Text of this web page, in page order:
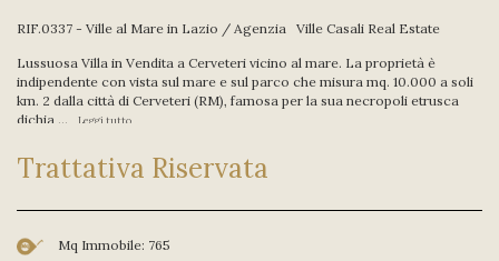
RIF.0337 - Ville al Mare in Lazio / Agenzia Ville Casali Real Estate
Lussuosa Villa in Vendita a Cerveteri vicino al mare. La proprietà è
indipendente con vista sul mare e sul parco che misura mq. 10.000 a soli
km. 2 dalla città di Cerveteri (RM), famosa per la sua necropoli etrusca
dichia ...
Leggi tutto
Trattativa Riservata
Mq Immobile: 765